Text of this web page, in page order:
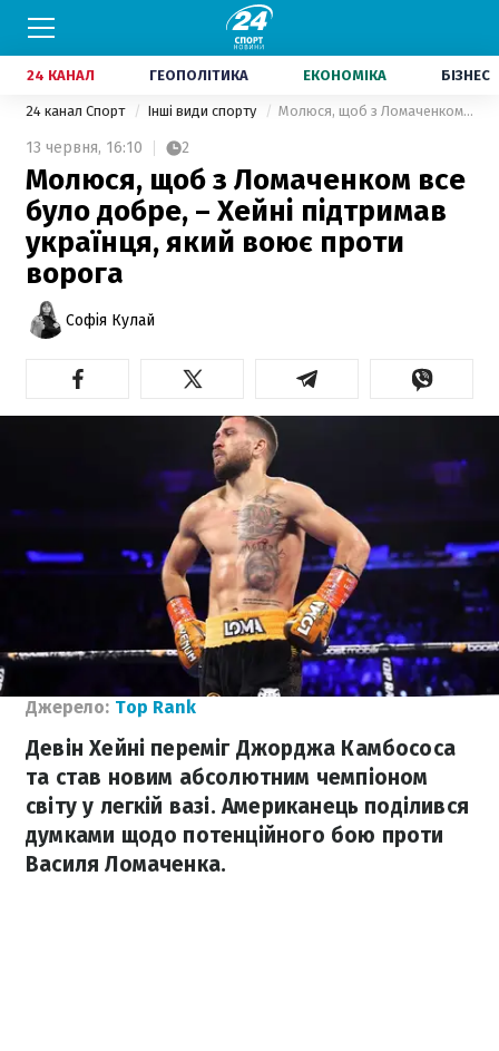
24 КАНАЛ ГЕОПОЛІТИКА ЕКОНОМІКА БІЗНЕС
24 канал Спорт Інші види спорту Молюся, щоб з Ломаченком все було добре, – Хейні підтримав українця, який воює проти ворога
13 червня, 16:10 2
Молюся, щоб з Ломаченком все
було добре, – Хейні підтримав
українця, який воює проти
ворога
Софія Кулай
Джерело: Top Rank
Девін Хейні переміг Джорджа Камбососа
та став новим абсолютним чемпіоном
світу у легкій вазі. Американець поділився
думками щодо потенційного бою проти
Василя Ломаченка.